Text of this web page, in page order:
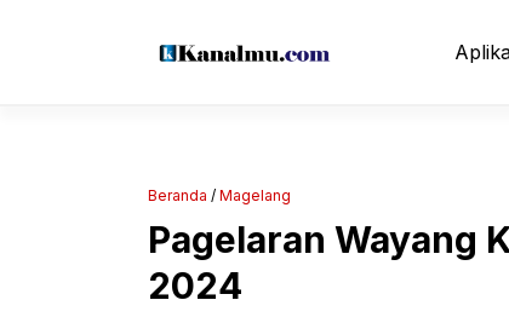
Beranda / Magelang
Pagelaran Wayang
2024